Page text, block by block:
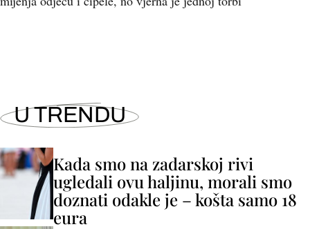
U TRENDU
Kada smo na zadarskoj rivi
ugledali ovu haljinu, morali smo
doznati odakle je – košta samo 18
eura